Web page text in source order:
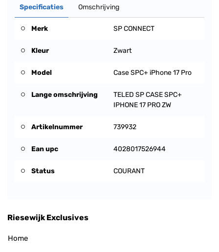
Specificaties Omschrijving
Merk SP CONNECT
Kleur Zwart
Model Case SPC+ iPhone 17 Pro
Lange omschrijving
TELED SP CASE SPC+
IPHONE 17 PRO ZW
Artikelnummer 739932
Ean upc 4028017526944
Status COURANT
Riesewijk Exclusives
Home